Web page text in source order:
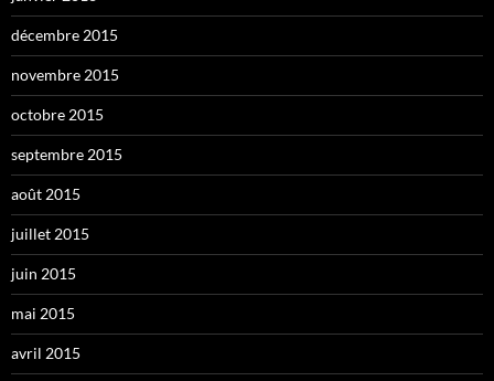
décembre 2015
novembre 2015
octobre 2015
septembre 2015
août 2015
juillet 2015
juin 2015
mai 2015
avril 2015